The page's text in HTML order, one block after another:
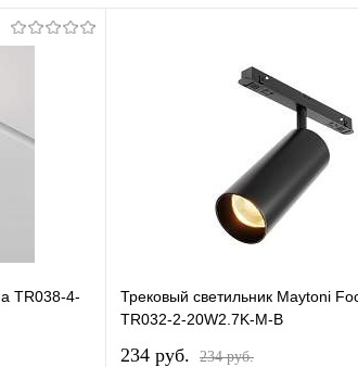
TR038-4-
Трековый светильник Maytoni
TR032-2-20W2.7K-M-B
234 pуб. 234 pуб.